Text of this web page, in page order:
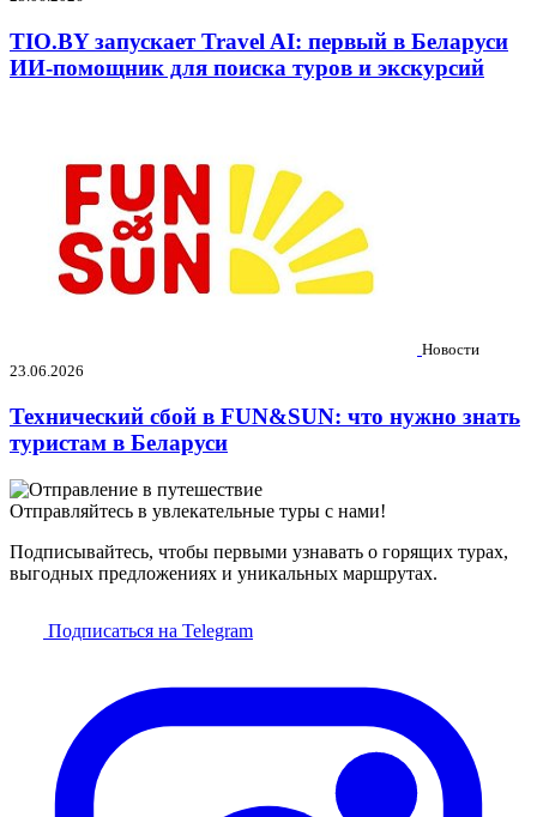
TIO.BY запускает Travel AI: первый в Беларуси
ИИ-помощник для поиска туров и экскурсий
Новости
23.06.2026
Технический сбой в FUN&SUN: что нужно знать
туристам в Беларуси
Отправляйтесь в увлекательные туры с нами!
Подписывайтесь, чтобы первыми узнавать о горящих турах,
выгодных предложениях и уникальных маршрутах.
Подписаться на Telegram